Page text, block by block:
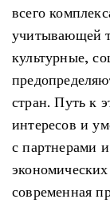
всего
учитывающей
культурные,
стран. Путь к
интересов и
с партнерами
современная